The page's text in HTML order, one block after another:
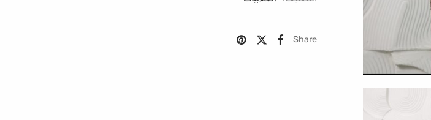
Share